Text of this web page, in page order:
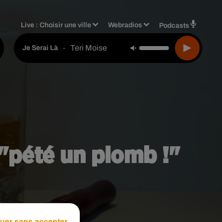
Live :Choisir une ville Webradios Podcasts
Je Serai Là - Teri Moise
un plomb !"